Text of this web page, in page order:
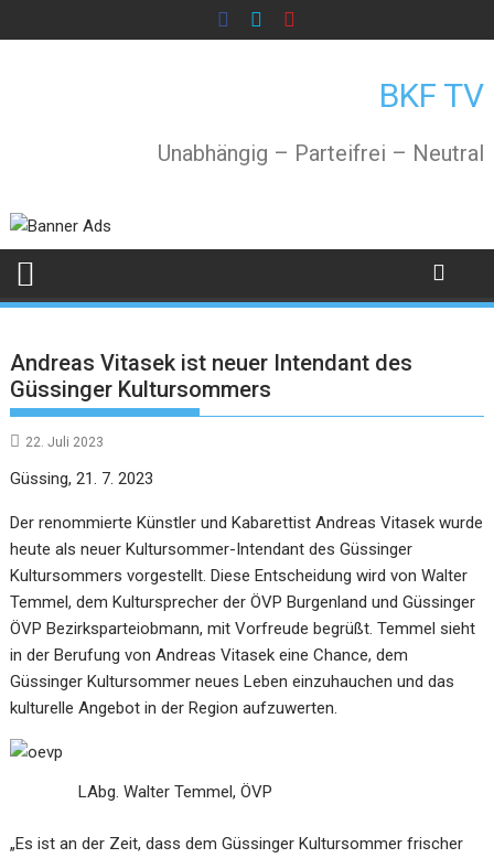
to
BKF TV
Unabhängig – Parteifrei – Neutral
Andreas Vitasek ist neuer Intendant des
Güssinger Kultursommers
22. Juli 2023
Güssing, 21. 7. 2023
Der renommierte Künstler und Kabarettist Andreas Vitasek wurde
heute als neuer Kultursommer-Intendant des Güssinger
Kultursommers vorgestellt. Diese Entscheidung wird von Walter
Temmel, dem Kultursprecher der ÖVP Burgenland und Güssinger
ÖVP Bezirksparteiobmann, mit Vorfreude begrüßt. Temmel sieht
in der Berufung von Andreas Vitasek eine Chance, dem
Güssinger Kultursommer neues Leben einzuhauchen und das
kulturelle Angebot in der Region aufzuwerten.
LAbg. Walter Temmel, ÖVP
„Es ist an der Zeit, dass dem Güssinger Kultursommer frischer